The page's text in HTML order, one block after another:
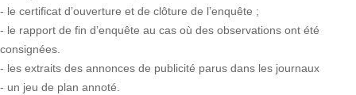
- le certificat d’ouverture et de clôture de l’enquête ;
- le rapport de fin d’enquête au cas où des observations ont été
consignées.
- les extraits des annonces de publicité parus dans les journaux
- un jeu de plan annoté.